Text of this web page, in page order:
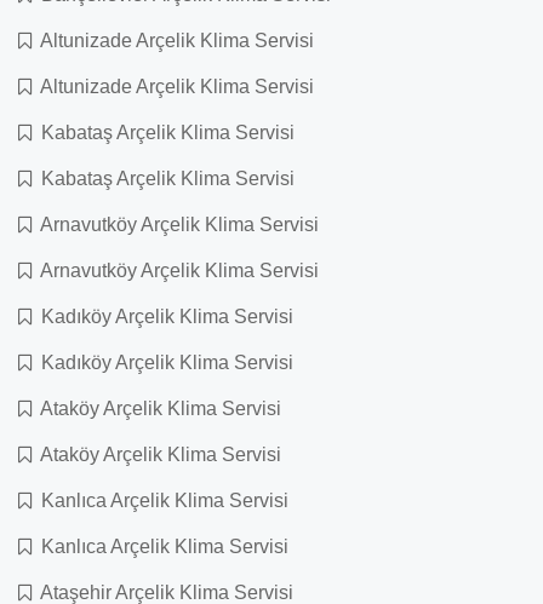
Altunizade Arçelik Klima Servisi
Altunizade Arçelik Klima Servisi
Kabataş Arçelik Klima Servisi
Kabataş Arçelik Klima Servisi
Arnavutköy Arçelik Klima Servisi
Arnavutköy Arçelik Klima Servisi
Kadıköy Arçelik Klima Servisi
Kadıköy Arçelik Klima Servisi
Ataköy Arçelik Klima Servisi
Ataköy Arçelik Klima Servisi
Kanlıca Arçelik Klima Servisi
Kanlıca Arçelik Klima Servisi
Ataşehir Arçelik Klima Servisi